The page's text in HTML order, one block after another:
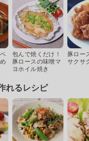
包んで焼くだけ！
豚ロースの味噌マ
ヨホイル焼き
豚ロー
サクサ
れるレシピ